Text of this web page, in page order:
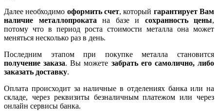
Далее необходимо оформить счет, который гарантирует Вам
наличие металлопрокатана базе и сохранность цены,
потому что в период роста стоимости металла она может
меняться несколько раз в день.
Последним этапом при покупке металла становится
получение заказа. Вы можете забрать его самолично, либо
заказать доставку.
Оплата происходит за наличные в отделениях банка или на
складе, через реквизиты безналичным платежом или через
онлайн сервисы банка.